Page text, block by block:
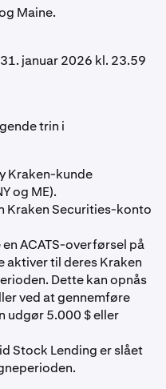
Maine.
januar 2026 kl. 23.59
trin i
Kraken-kunde
og ME).
Kraken Securities-konto
ACATS-overførsel på
aktiver til deres Kraken
Dette kan opnås
ved at gennemføre
udgør 5.000 $ eller
Stock Lending er slået